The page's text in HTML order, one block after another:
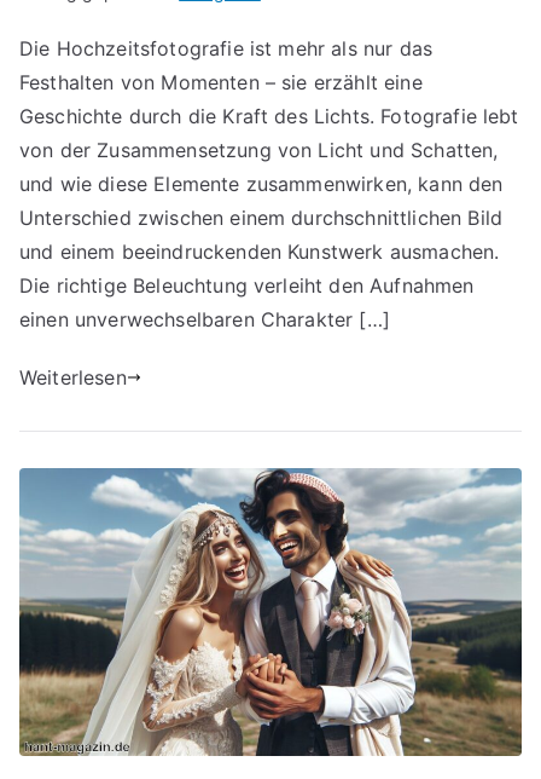
Die Hochzeitsfotografie ist mehr als nur das
Festhalten von Momenten – sie erzählt eine
Geschichte durch die Kraft des Lichts. Fotografie lebt
von der Zusammensetzung von Licht und Schatten,
und wie diese Elemente zusammenwirken, kann den
Unterschied zwischen einem durchschnittlichen Bild
und einem beeindruckenden Kunstwerk ausmachen.
Die richtige Beleuchtung verleiht den Aufnahmen
einen unverwechselbaren Charakter […]
Weiterlesen